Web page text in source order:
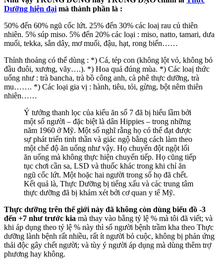
Dưỡng hiện đại mà thành phần là :
50% đến 60% ngũ cốc lứt. 25% đến 30% các loaị rau củ thiên
nhiên. 5% súp miso. 5% đến 20% các loại : miso, natto, tamari, dưa
muối, tekka, sắn dây, mơ muối, đậu, hạt, rong biển……
Thỉnh thoảng có thể dùng : *) Cá, tép con (không lột vỏ, không bỏ
đầu đuôi, xương, vãy….). *) Hoa quả đúng mùa. *) Các loaị thức
uống như : trà bancha, trà bồ công anh, cà phê thực dưỡng, trà
mu……. *) Các loại gia vị : hành, tiêu, tỏi, gừng, bột nêm thiên
nhiên……
Ý tưởng thanh lọc của kiểu ăn số 7 đã bị hiểu lầm bởi
một số người – đặc biệt là dân Hippies – trong những
năm 1960 ở Mỹ. Một số nghĩ rằng họ có thể đạt được
sự phát triển tinh thần và giác ngộ bằng cách làm theo
một chế độ ăn uống như vậy. Họ chuyển đột ngột lối
ăn uống mà không thực hiện chuyển tiếp. Họ cũng tiếp
tục chơi cần sa, LSD và thuốc khác trong khi chỉ ăn
ngũ cốc lứt. Một hoặc hai người trong số họ đã chết.
Kết quả là, Thực Dưỡng bị tiếng xấu và các trung tâm
thực dưỡng đã bị khám xét bởi cơ quan y tế Mỹ.
Thực dưỡng trên thế giới này đã không còn dùng biểu đồ -3
đến +7 như trước kia mà thay vào bằng tỷ lệ % mà tôi đã viết; và
khi áp dụng theo tỷ lệ % này thì số người bệnh trầm kha theo Thực
dưỡng lành bệnh rất nhiều, rất ít người bỏ cuộc, không bị phản ứng
thải độc gây chết người; và tùy ý người áp dụng mà dùng thêm trợ
phương hay không.